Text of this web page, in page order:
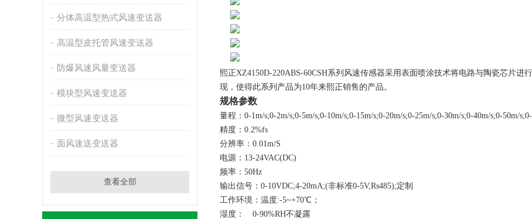
分体高温型热式风速变送器
高温型皮托管风速变送器
防爆风速风量变送器
模块型风速变送器
微型风速变送器
面风速送变送器
查看全部
熙正XZ4150D-220ABS-60CSH系列风速传感器采用表面喷涂技术将电路与陶瓷芯片
现，使得此系列产品为10年来熙正销售的产品。
规格参数
量程：0-1m/s;0-2m/s;0-5m/s;0-10m/s;0-15m/s;0-20m/s;0-25m/s;0-30m/s;0-40m/s;0-50m/
精度：0.2%fs
分辨率：0.01m/S
电源：13-24VAC(DC)
频率：50Hz
输出信号：0-10VDC;4-20mA;(非标准0-5V,Rs485);定制
工作环境：温度:-5~+70℃；
湿度： 0-90%RH不凝露